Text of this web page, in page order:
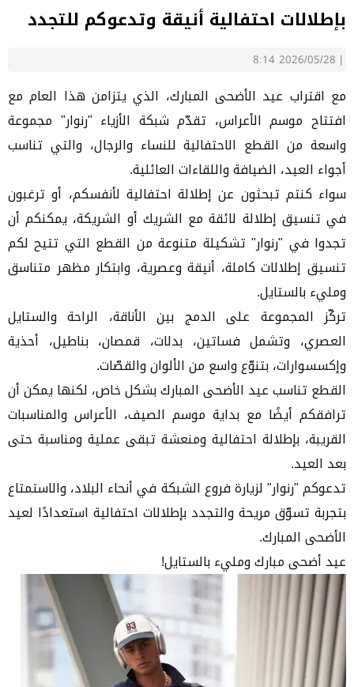
بإطلالات احتفالية أنيقة وتدعوكم للتجدد
|
2026/05/28 8:14
مع اقتراب عيد الأضحى المبارك، الذي يتزامن هذا العام مع
افتتاح موسم الأعراس، تقدّم شبكة الأزياء "رنوار" مجموعة
واسعة من القطع الاحتفالية للنساء والرجال، والتي تناسب
أجواء العيد، الضيافة واللقاءات العائلية.
سواء كنتم تبحثون عن إطلالة احتفالية لأنفسكم، أو ترغبون
في تنسيق إطلالة لائقة مع الشريك أو الشريكة، يمكنكم أن
تجدوا في "رنوار" تشكيلة متنوعة من القطع التي تتيح لكم
تنسيق إطلالات كاملة، أنيقة وعصرية، وابتكار مظهر متناسق
ومليء بالستايل.
تركّز المجموعة على الدمج بين الأناقة، الراحة والستايل
العصري، وتشمل فساتين، بدلات، قمصان، بناطيل، أحذية
وإكسسوارات، بتنوّع واسع من الألوان والقصّات.
القطع تناسب عيد الأضحى المبارك بشكل خاص، لكنها يمكن أن
ترافقكم أيضًا مع بداية موسم الصيف، الأعراس والمناسبات
القريبة، بإطلالة احتفالية ومنعشة تبقى عملية ومناسبة حتى
بعد العيد.
تدعوكم "رنوار" لزيارة فروع الشبكة في أنحاء البلاد، والاستمتاع
بتجربة تسوّق مريحة والتجدد بإطلالات احتفالية استعدادًا لعيد
الأضحى المبارك.
عيد أضحى مبارك ومليء بالستايل!